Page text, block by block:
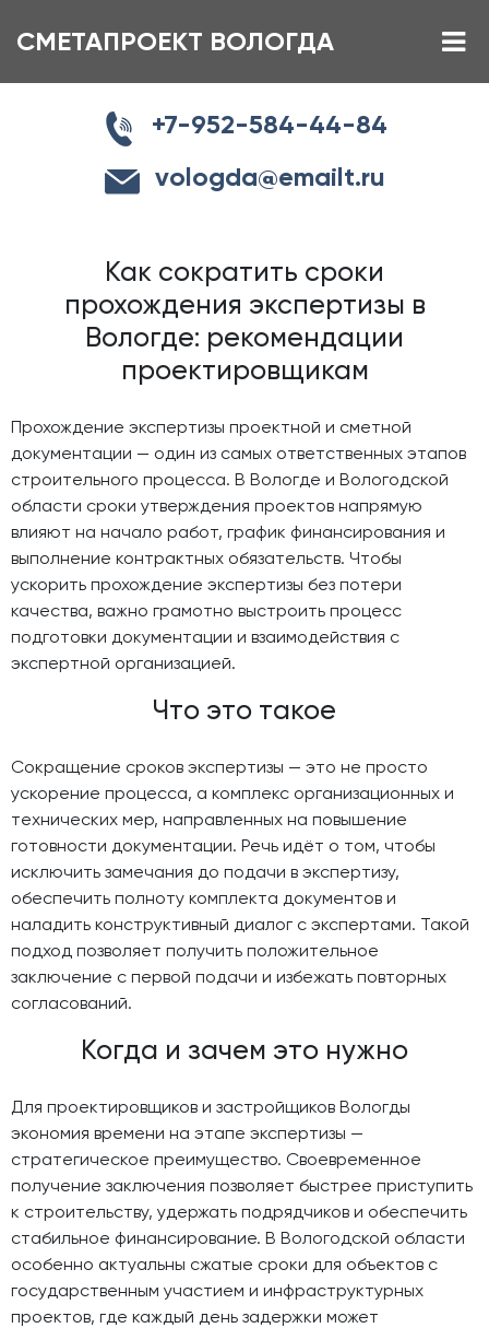
СМЕТАПРОЕКТ ВОЛОГДА
+7-952-584-44-84
vologda@emailt.ru
Как сократить сроки
прохождения экспертизы в
Вологде: рекомендации
проектировщикам
Прохождение экспертизы проектной и сметной
документации — один из самых ответственных этапов
строительного процесса. В Вологде и Вологодской
области сроки утверждения проектов напрямую
влияют на начало работ, график финансирования и
выполнение контрактных обязательств. Чтобы
ускорить прохождение экспертизы без потери
качества, важно грамотно выстроить процесс
подготовки документации и взаимодействия с
экспертной организацией.
Что это такое
Сокращение сроков экспертизы — это не просто
ускорение процесса, а комплекс организационных и
технических мер, направленных на повышение
готовности документации. Речь идёт о том, чтобы
исключить замечания до подачи в экспертизу,
обеспечить полноту комплекта документов и
наладить конструктивный диалог с экспертами. Такой
подход позволяет получить положительное
заключение с первой подачи и избежать повторных
согласований.
Когда и зачем это нужно
Для проектировщиков и застройщиков Вологды
экономия времени на этапе экспертизы —
стратегическое преимущество. Своевременное
получение заключения позволяет быстрее приступить
к строительству, удержать подрядчиков и обеспечить
стабильное финансирование. В Вологодской области
особенно актуальны сжатые сроки для объектов с
государственным участием и инфраструктурных
проектов, где каждый день задержки может